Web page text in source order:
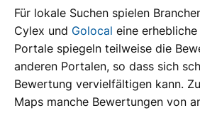
Für lokale Suchen spielen
Cylex und Golocal eine
Portale spiegeln teilweise die
anderen Portalen, so dass sich
Bewertung vervielfältigen kann.
Maps manche Bewertungen von